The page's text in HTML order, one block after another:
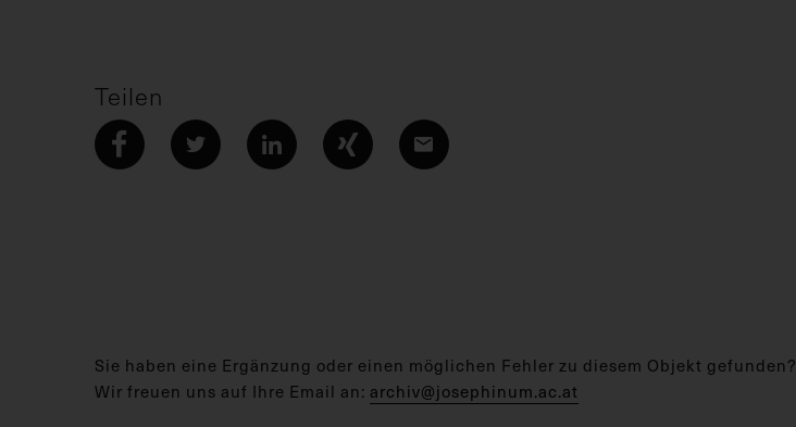
Teilen
Sie haben eine Ergänzung oder einen möglichen Fehler zu diesem Objekt gefunden?
Wir freuen uns auf Ihre Email an: archiv@josephinum.ac.at